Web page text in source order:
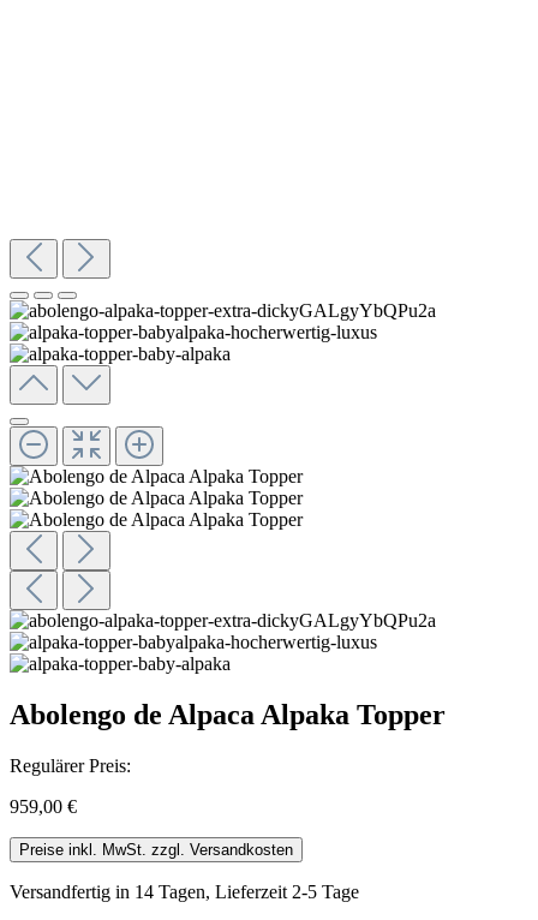
Abolengo de Alpaca Alpaka Topper
Regulärer Preis:
959,00 €
Preise inkl. MwSt. zzgl. Versandkosten
Versandfertig in 14 Tagen, Lieferzeit 2-5 Tage